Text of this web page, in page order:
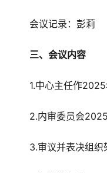
会议记录：彭莉
三、会议内容
1.中心主任作2025
2.内审委员会
3.审议并表决组织